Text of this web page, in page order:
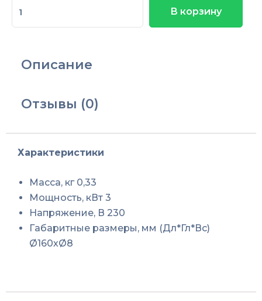
товара
ТЭН
8,5/3,0
для
В корзину
Описание
Отзывы (0)
Характеристики
Масса, кг 0,33
Мощность, кВт 3
Напряжение, В 230
Габаритные размеры, мм (Дл*Гл*Вс)
Ø160хØ8